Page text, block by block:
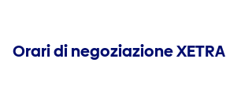
Orari di negoziazione XETRA